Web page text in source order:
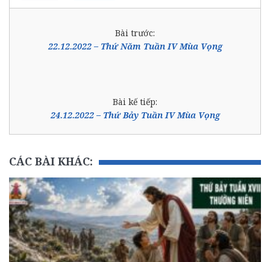
Bài trước:
22.12.2022 – Thứ Năm Tuần IV Mùa Vọng
Bài kế tiếp:
24.12.2022 – Thứ Bảy Tuần IV Mùa Vọng
CÁC BÀI KHÁC: